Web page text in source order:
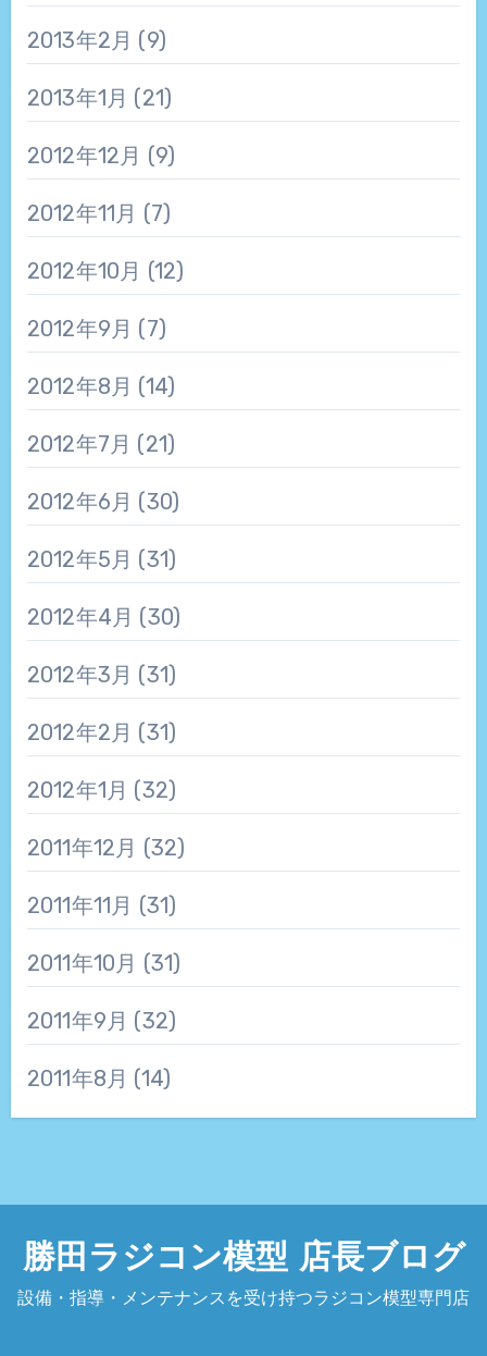
2013年2月 (9)
2013年1月 (21)
2012年12月 (9)
2012年11月 (7)
2012年10月 (12)
2012年9月 (7)
2012年8月 (14)
2012年7月 (21)
2012年6月 (30)
2012年5月 (31)
2012年4月 (30)
2012年3月 (31)
2012年2月 (31)
2012年1月 (32)
2011年12月 (32)
2011年11月 (31)
2011年10月 (31)
2011年9月 (32)
2011年8月 (14)
勝田ラジコン模型 店長ブログ
設備・指導・メンテナンスを受け持つラジコン模型専門店